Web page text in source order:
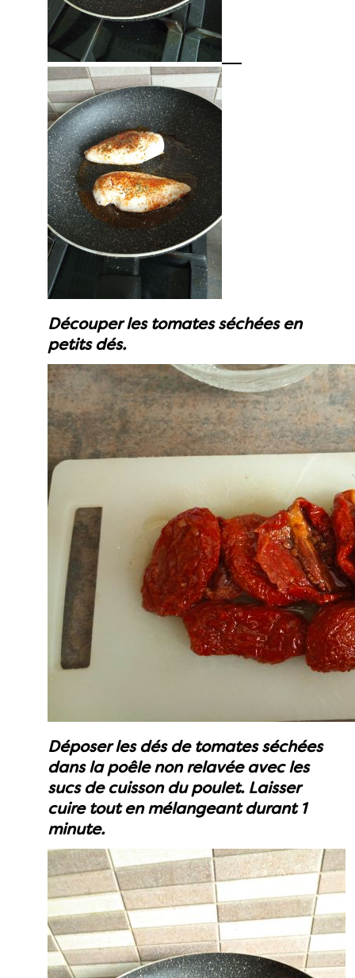
Découper les tomates séchées en
petits dés.
Déposer les dés de tomates séchées
dans la poêle non relavée avec les
sucs de cuisson du poulet. Laisser
cuire tout en mélangeant durant 1
minute.